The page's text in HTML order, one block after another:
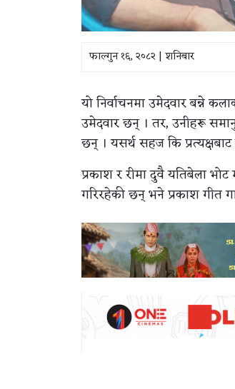
फाल्गुन १६, २०८२ | शनिबार
यो निर्वाचनमा उमेदवार बन्ने
उमेदवार छन् । तर, उनीहरू
छन् । यसर्थ सहज कि
प्रकाश र रीमा दुवै यतिबेला
गरिरहेकी छन् भने प्रकाश गीत